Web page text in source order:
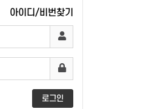
아이디/비번찾기
로그인